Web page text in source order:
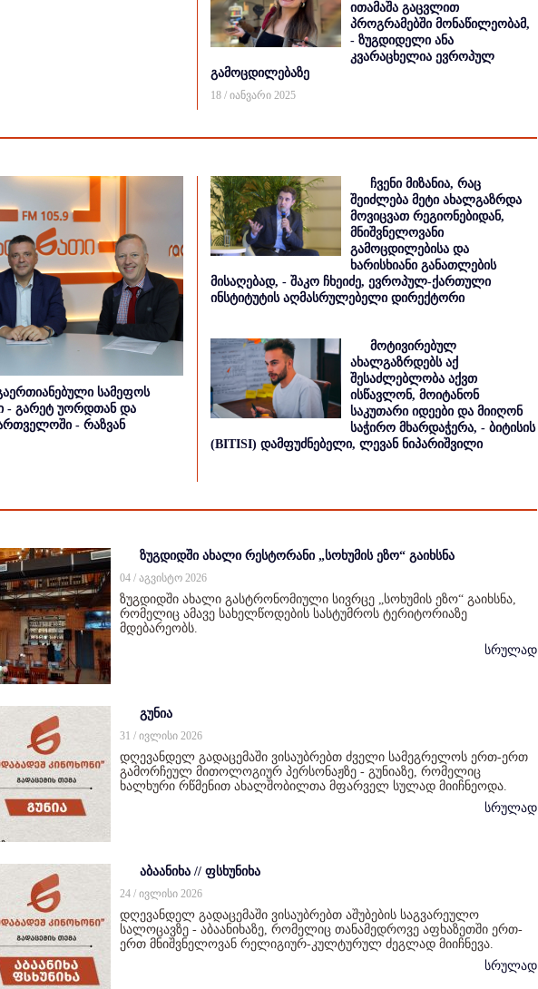
ითამაშა გაცვლით
პროგრამებში მონაწილეობამ,
- ზუგდიდელი ანა
კვარაცხელია ევროპულ
გამოცდილებაზე
18 / იანვარი 2025
სამეფოს
- გარეტ უორდთან და
- რაზვან
ჩვენი მიზანია, რაც
შეიძლება მეტი ახალგაზრდა
მოვიცვათ რეგიონებიდან,
მნიშვნელოვანი
გამოცდილებისა და
ხარისხიანი განათლების
მისაღებად, - შაკო ჩხეიძე, ევროპულ-ქართული
ინსტიტუტის აღმასრულებელი დირექტორი
მოტივირებულ
ახალგაზრდებს აქ
შესაძლებლობა აქვთ
ისწავლონ, მოიტანონ
საკუთარი იდეები და მიიღონ
საჭირო მხარდაჭერა, - ბიტისის
(BITISI) დამფუძნებელი, ლევან ნიპარიშვილი
ზუგდიდში ახალი რესტორანი „სოხუმის ეზო“ გაიხსნა
04 / აგვისტო 2026
ზუგდიდში ახალი გასტრონომიული სივრცე „სოხუმის ეზო“ გაიხსნა,
რომელიც ამავე სახელწოდების სასტუმროს ტერიტორიაზე
მდებარეობს.
სრულად
გუნია
31 / ივლისი 2026
დღევანდელ გადაცემაში ვისაუბრებთ ძველი სამეგრელოს ერთ-ერთ
გამორჩეულ მითოლოგიურ პერსონაჟზე - გუნიაზე, რომელიც
ხალხური რწმენით ახალშობილთა მფარველ სულად მიიჩნეოდა.
სრულად
აბაანიხა // ფსხუნიხა
24 / ივლისი 2026
დღევანდელ გადაცემაში ვისაუბრებთ აშუბების საგვარეულო
სალოცავზე - აბაანიხაზე, რომელიც თანამედროვე აფხაზეთში ერთ-
ერთ მნიშვნელოვან რელიგიურ-კულტურულ ძეგლად მიიჩნევა.
სრულად